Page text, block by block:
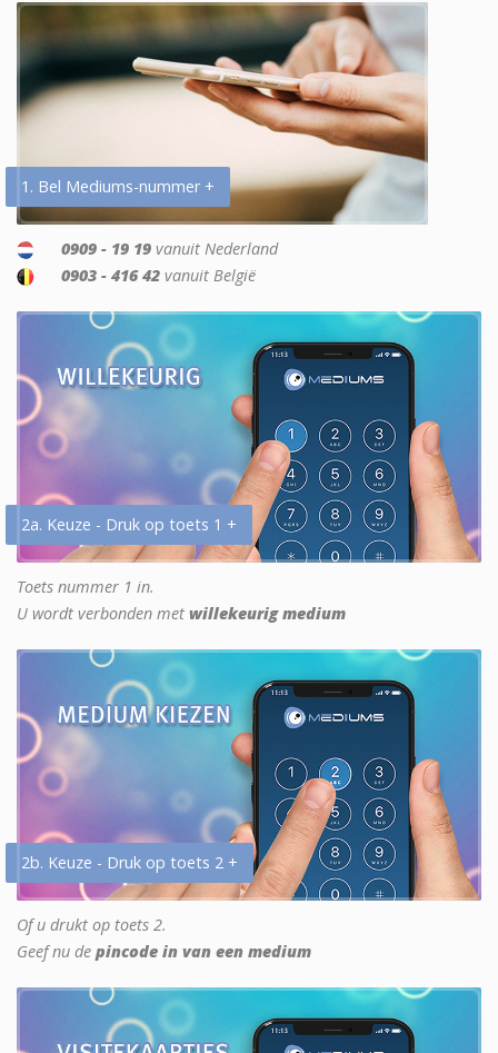
1. Bel Mediums-nummer +
0909 - 19 19 vanuit Nederland
0903 - 416 42 vanuit België
2a. Keuze - Druk op toets 1 +
Toets nummer 1 in.
U wordt verbonden met willekeurig medium
2b. Keuze - Druk op toets 2 +
Of u drukt op toets 2.
Geef nu de pincode in van een medium